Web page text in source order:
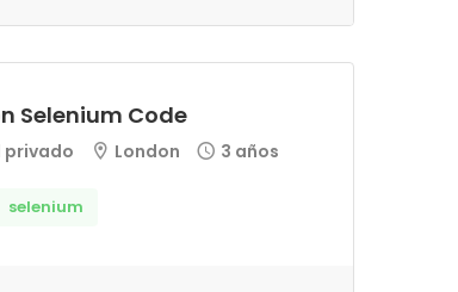
Selenium Code
privado London 3 años
selenium